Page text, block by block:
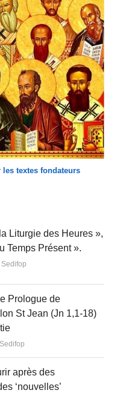
les textes fondateurs
Liturgie des Heures »,
Temps Présent ».
Author
Sedifop
Prologue de
St Jean (Jn 1,1-18)
Author
Sedifop
après des
‘nouvelles’